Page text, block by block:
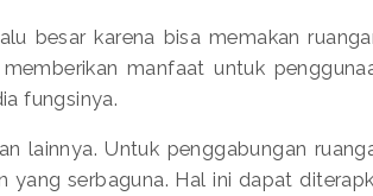
besar karena bisa memakan
manfaat untuk
fungsinya.
lainnya. Untuk penggabungan
yang serbaguna. Hal ini dapat